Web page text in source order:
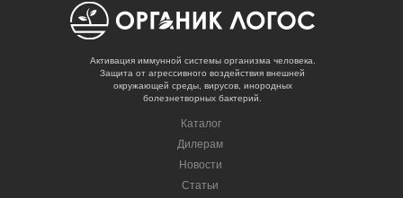
Активация иммунной системы организма человека.
Защита от агрессивного воздействия внешней
окружающей среды, вирусов, инородных
болезнетворных бактерий.
Каталог
Дилерам
Новости
Статьи